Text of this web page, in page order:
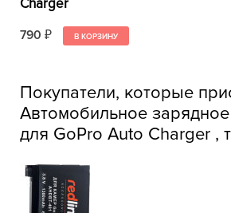
Charger
790 ₽
Покупатели, которые
Автомобильное зарядное
для GoPro Auto Charger ,